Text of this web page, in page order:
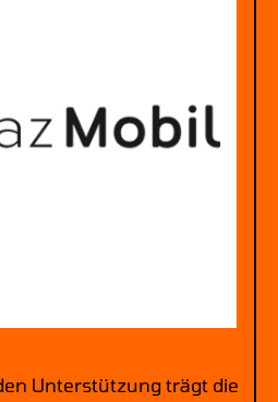
Unterstützung trägt die